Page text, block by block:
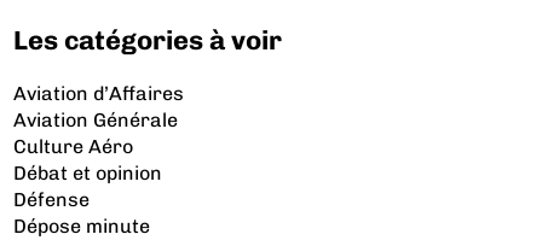
Les catégories à voir
Aviation d’Affaires
Aviation Générale
Culture Aéro
Débat et opinion
Défense
Dépose minute